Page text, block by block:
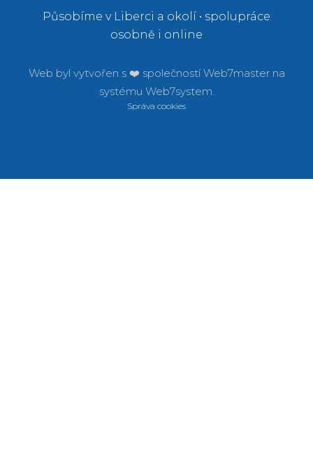
Působíme v Liberci a okolí • spolupráce
osobně i online
Web byl vytvořen s ❤️ společnostíWeb7master na
systému Web7system.
Správa cookies